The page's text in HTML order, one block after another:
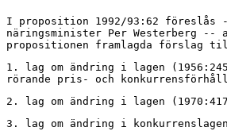
I proposition 1992/93:62 föreslås
näringsminister Per Westerberg
propositionen framlagda förslag
1. lag om ändring i lagen
rörande pris- och
2. lag om ändring i lagen
3. lag om ändring i